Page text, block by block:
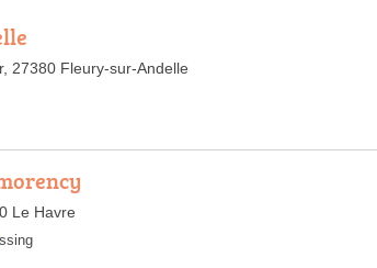
27380 Fleury-sur-Andelle
Le Havre